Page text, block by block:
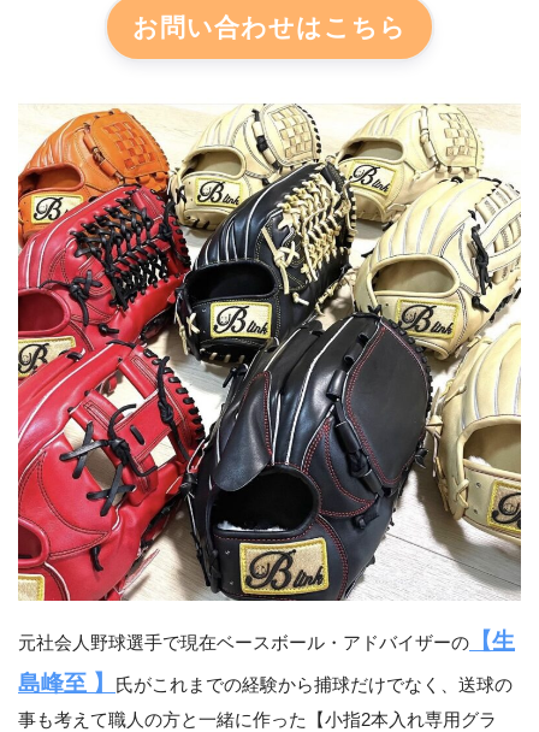
お問い合わせはこちら
元社会人野球選手で現在ベースボール・アドバイザーの
【生
島峰至 】
氏がこれまでの経験から捕球だけでなく、送球の
事も考えて職人の方と一緒に作った【小指2本入れ専用グラ